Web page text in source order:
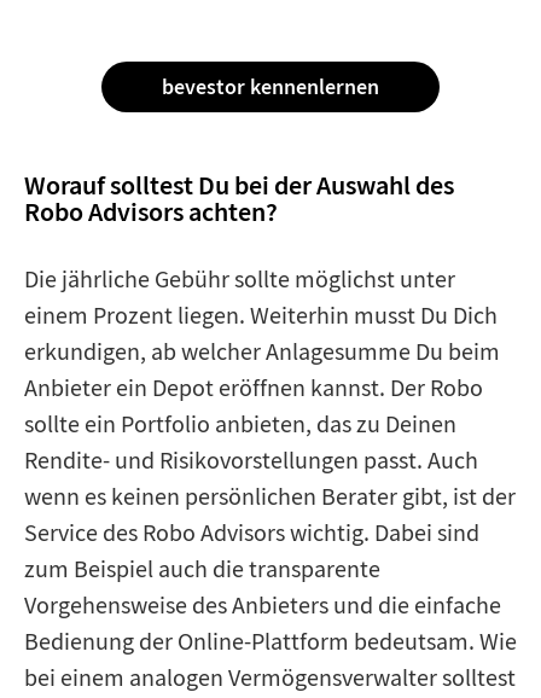
bevestor kennenlernen
Worauf solltest Du bei der Auswahl des
Robo Advisors achten?
Die jährliche Gebühr sollte möglichst unter
einem Prozent liegen. Weiterhin musst Du Dich
erkundigen, ab welcher Anlagesumme Du beim
Anbieter ein Depot eröffnen kannst. Der Robo
sollte ein Portfolio anbieten, das zu Deinen
Rendite- und Risikovorstellungen passt. Auch
wenn es keinen persönlichen Berater gibt, ist der
Service des Robo Advisors wichtig. Dabei sind
zum Beispiel auch die transparente
Vorgehensweise des Anbieters und die einfache
Bedienung der Online-Plattform bedeutsam. Wie
bei einem analogen Vermögensverwalter solltest